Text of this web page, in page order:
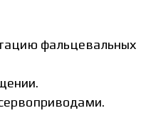
фальцевальных